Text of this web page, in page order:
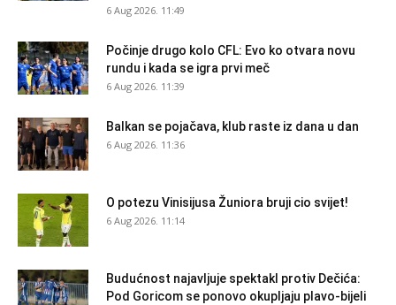
6 Aug 2026. 11:49
Počinje drugo kolo CFL: Evo ko otvara novu
rundu i kada se igra prvi meč
6 Aug 2026. 11:39
Balkan se pojačava, klub raste iz dana u dan
6 Aug 2026. 11:36
O potezu Vinisijusa Žuniora bruji cio svijet!
6 Aug 2026. 11:14
Budućnost najavljuje spektakl protiv Dečića:
Pod Goricom se ponovo okupljaju plavo-bijeli